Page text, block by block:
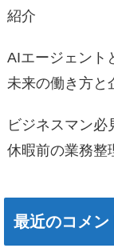
紹介
AIエージェント
未来の働き方と
ビジネスマン必
休暇前の業務整
最近のコメン